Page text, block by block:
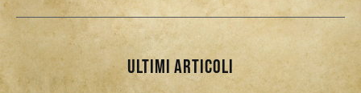
Recensioni
Libri e fumettiultimi articoli